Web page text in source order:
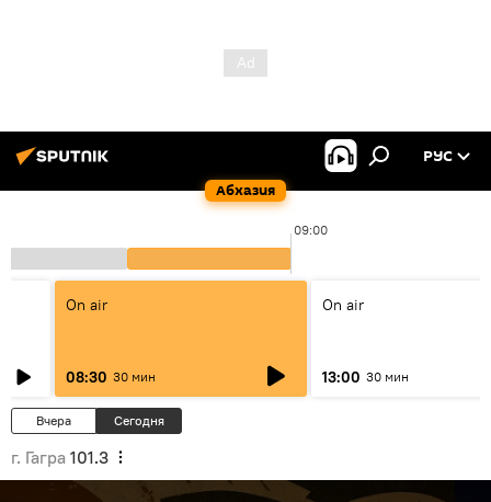
Абхазия
РУС
09:00
On air
08:30 30 мин
On air
13:00 30 мин
Вчера Сегодня
г. Гагра 101.3